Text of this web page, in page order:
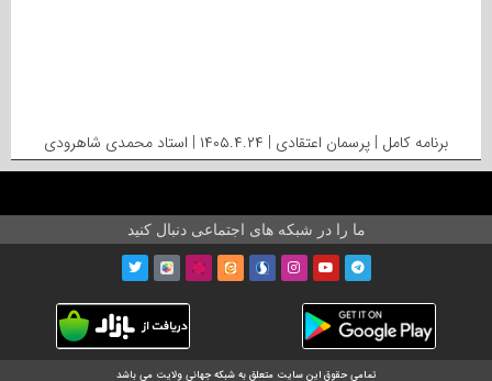
برنامه کامل | پرسمان اعتقادی | ۱۴۰۵.۴.۲۴ | استاد محمدی شاهرودی
ما را در شبکه های اجتماعی دنبال کنید
تمامی حقوق این سایت متعلق به شبکه جهانی ولایت می باشد